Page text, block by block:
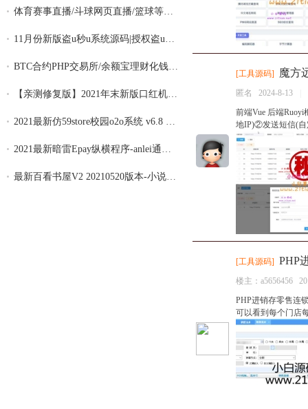
[工具源码] 魔方
匿名 2024-8-13
前端Vue 后端
地IP)②发送短信(自
[工具源码] PHP
楼主： a5656456
PHP进销存零售连
可以看到每个门店